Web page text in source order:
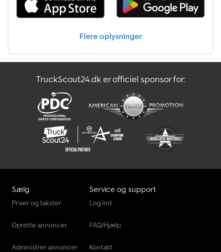
sandwichkonstruktion, 30mm isoleret, hvid glat lakering, bagdøre
med lås, sidetdør med rigellås, tvangsluftning, tagventilator,
230 volt pakkeløsning med FI-beskyttelse, lampe & stik, støtteben
telefonisk ordreoptagelse på følgende tidspunkter: MAN. - FRE.
på trailershop. TPPTFS360.001300STSF2+DLIL230 05.25
Flere oplysninger
TruckScout24.dk er officiel sponsor for:
Sælg
Priser og takster
Oprette annoncer
Administrer annoncer
Service og support
Log ind
FAQ/Hjælp
Kontakt